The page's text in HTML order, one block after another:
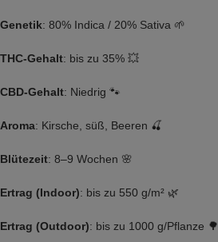
Genetik: 80% Indica / 20% Sativa 🌱
THC-Gehalt: bis zu 35% 💥
CBD-Gehalt: Niedrig 🐾
Aroma: Kirsche, süß, Beeren 🍒
Blütezeit: 8–9 Wochen 🌸
Ertrag (Indoor): bis zu 550 g/m² 🌿
Ertrag (Outdoor): bis zu 1000 g/Pflanze 🌳